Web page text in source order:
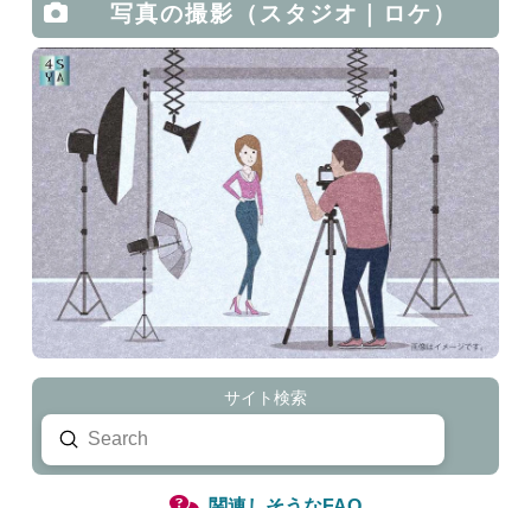
写真の撮影（スタジオ｜ロケ）
サイト検索
Search
Submit